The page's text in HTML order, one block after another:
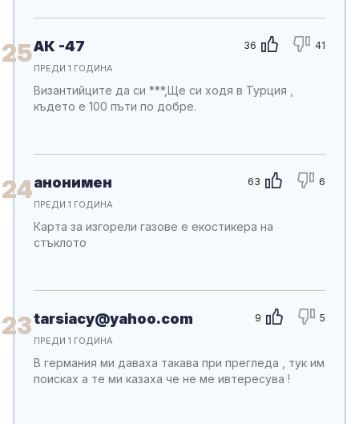
25 36 41
АК -47
ПРЕДИ 1 ГОДИНА
Византийците да си ***,Ще си ходя в Турция ,
където е 100 пъти по добре.
24 63 6
анонимен
ПРЕДИ 1 ГОДИНА
Карта за изгорели газове е екостикера на
стъклото
23 9 5
tarsiacy@yahoo.com
ПРЕДИ 1 ГОДИНА
В германия ми даваха такава при прегледа , тук им
поисках а те ми казаха че не ме ивтересува !